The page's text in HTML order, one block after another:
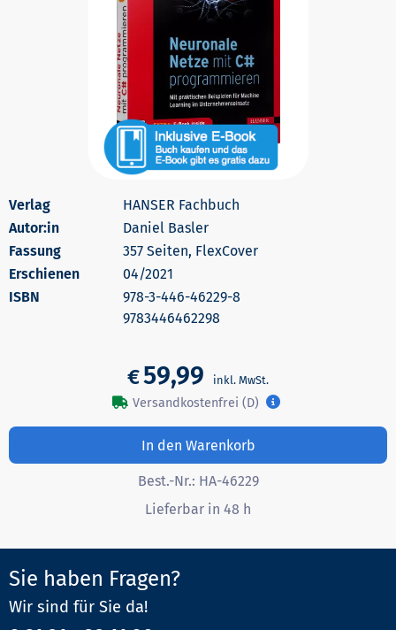
HANSER Fachbuch
Autor:in
Daniel Basler
357 Seiten, FlexCover
Erschienen
04/2021
978-3-446-46229-8
9783446462298
€59,99
Versandkostenfrei (D)
In den Warenkorb
Best.-Nr.: HA-46229
Lieferbar in 48 h
Sie haben Fragen?
Wir sind für Sie da!